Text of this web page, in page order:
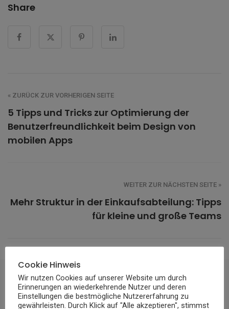
Share
« ZURÜCK ZUR VORHERIGEN SEITE
5 Tipps und Tricks zur Optimierung der
Benutzerfreundlichkeit beim Design von
mobilen Apps
WEITER ZUR NÄCHSTEN SEITE »
Mehr Struktur in der Einkaufsabteilung: Tipps
für kleine und große Teams
VIELLEICHT GEFÄLLT DIR AUCH
Cookie Hinweis
Wir nutzen Cookies auf unserer Website um durch
Erinnerungen an wiederkehrende Nutzer und deren
Einstellungen die bestmögliche Nutzererfahrung zu
gewährleisten. Durch Klick auf "Alle akzeptieren", stimmst